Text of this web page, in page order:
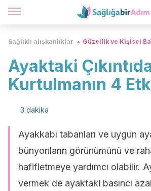
Sağlıklı alışkanlıklar Güzellik ve Kişisel
Ayaktaki
Kurtulmanın 4
3 dakika
Ayakkabı tabanları ve uygun
bünyonların görünümünü ve
hafifletmeye yardımcı olabilir.
vermek de ayaktaki basıncı